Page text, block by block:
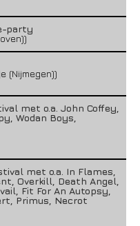
party
(Nijmegen))
met o.a. John Coffey,
Wodan Boys,
met o.a. In Flames,
Overkill, Death Angel,
Fit For An Autopsy,
Primus, Necrot